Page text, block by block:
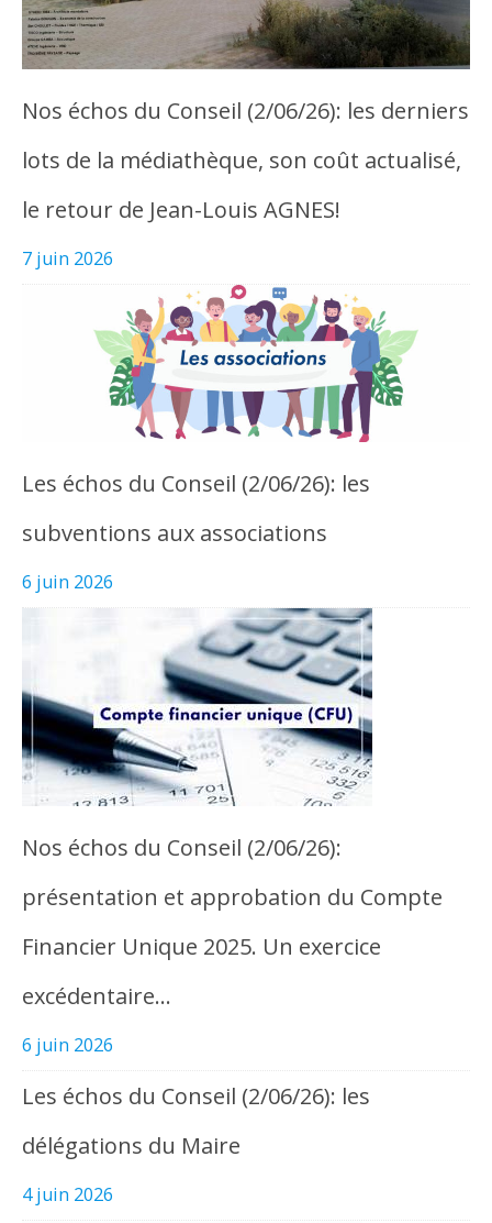
Nos échos du Conseil (2/06/26): les derniers
lots de la médiathèque, son coût actualisé,
le retour de Jean-Louis AGNES!
7 juin 2026
Les échos du Conseil (2/06/26): les
subventions aux associations
6 juin 2026
Nos échos du Conseil (2/06/26):
présentation et approbation du Compte
Financier Unique 2025. Un exercice
excédentaire…
6 juin 2026
Les échos du Conseil (2/06/26): les
délégations du Maire
4 juin 2026